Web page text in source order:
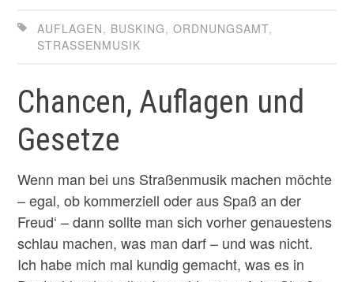
AUFLAGEN, BUSKING,ORDNUNGSAMT,
STRASSENMUSIK
Chancen, Auflagen und
Gesetze
Wenn man bei uns Straßenmusik machen möchte
– egal, ob kommerziell oder aus Spaß an der
Freud‘ – dann sollte man sich vorher genauestens
schlau machen, was man darf – und was nicht.
Ich habe mich mal kundig gemacht, was es in